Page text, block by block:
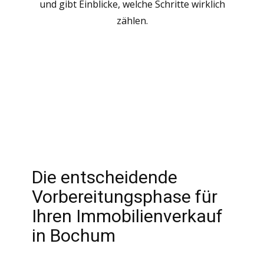
und gibt Einblicke, welche Schritte wirklich
zählen.
Die entscheidende
Vorbereitungsphase für
Ihren Immobilienverkauf
in Bochum